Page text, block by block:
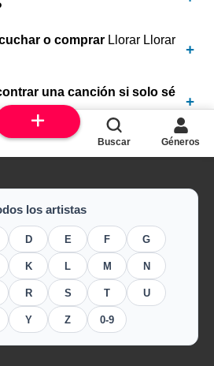
o comprar Llorar Llorar
una canción si solo sé
los artistas
D E F G
K L M N
R S T U
Y Z 0-9
Buscar Géneros